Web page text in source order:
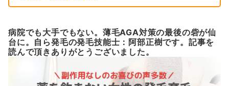
病院でも大手でもない。薄毛AGA対策の最後の砦が仙
台に。自ら発毛の発毛技能士：阿部正樹です。記事を
読んで頂きありがとうございました。